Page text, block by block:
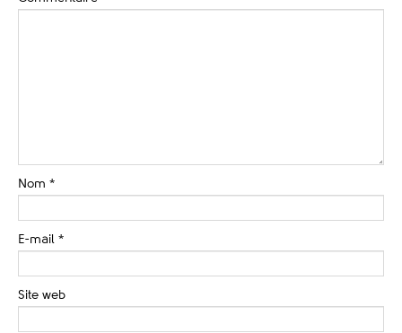
Nom *
E-mail *
Site web